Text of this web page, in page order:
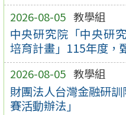
2026-08-05 教學組
中央研究院「中央研
培育計畫」115年度，
2026-08-05 教學組
財團法人台灣金融研
賽活動辦法」